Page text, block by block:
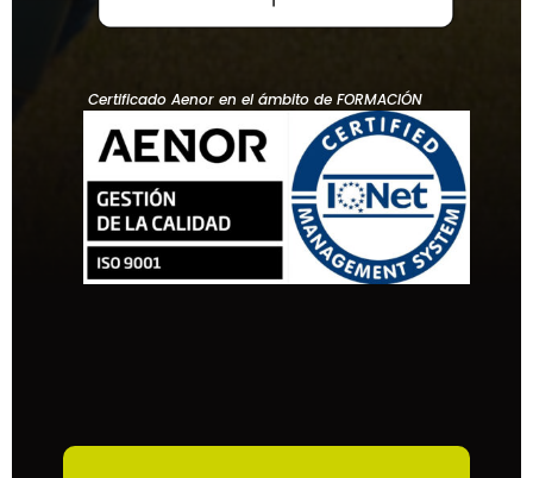
Certificado Aenor en el ámbito de FORMACIÓN